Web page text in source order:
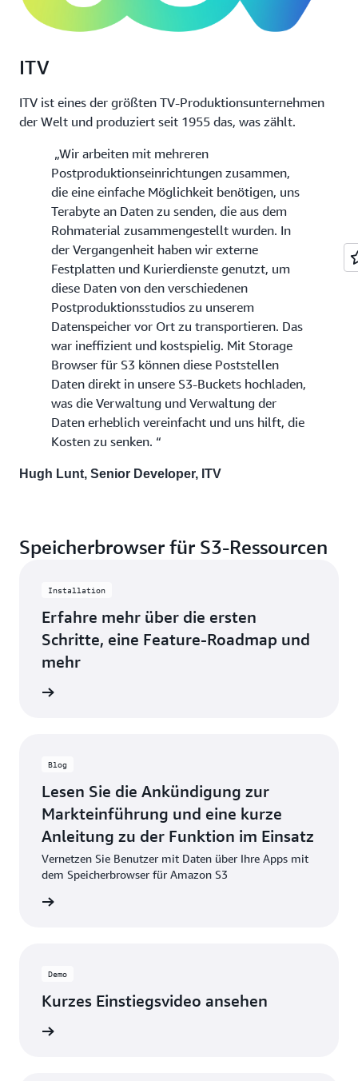
ITV
ITV ist eines der größten TV-Produktionsunternehmen
der Welt und produziert seit 1955 das, was zählt.
„Wir arbeiten mit mehreren
Postproduktionseinrichtungen zusammen,
die eine einfache Möglichkeit benötigen, uns
Terabyte an Daten zu senden, die aus dem
Rohmaterial zusammengestellt wurden. In
der Vergangenheit haben wir externe
Festplatten und Kurierdienste genutzt, um
diese Daten von den verschiedenen
Postproduktionsstudios zu unserem
Datenspeicher vor Ort zu transportieren. Das
war ineffizient und kostspielig. Mit Storage
Browser für S3 können diese Poststellen
Daten direkt in unsere S3-Buckets hochladen,
was die Verwaltung und Verwaltung der
Daten erheblich vereinfacht und uns hilft, die
Kosten zu senken. “
Hugh Lunt, Senior Developer, ITV
Speicherbrowser für S3-Ressourcen
Installation
Erfahre mehr über die ersten
Schritte, eine Feature-Roadmap und
mehr
Blog
Lesen Sie die Ankündigung zur
Markteinführung und eine kurze
Anleitung zu der Funktion im Einsatz
Vernetzen Sie Benutzer mit Daten über Ihre Apps mit
dem Speicherbrowser für Amazon S3
Demo
Kurzes Einstiegsvideo ansehen